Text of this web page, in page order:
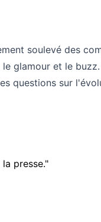
soulevé des
glamour et le
questions sur
presse."